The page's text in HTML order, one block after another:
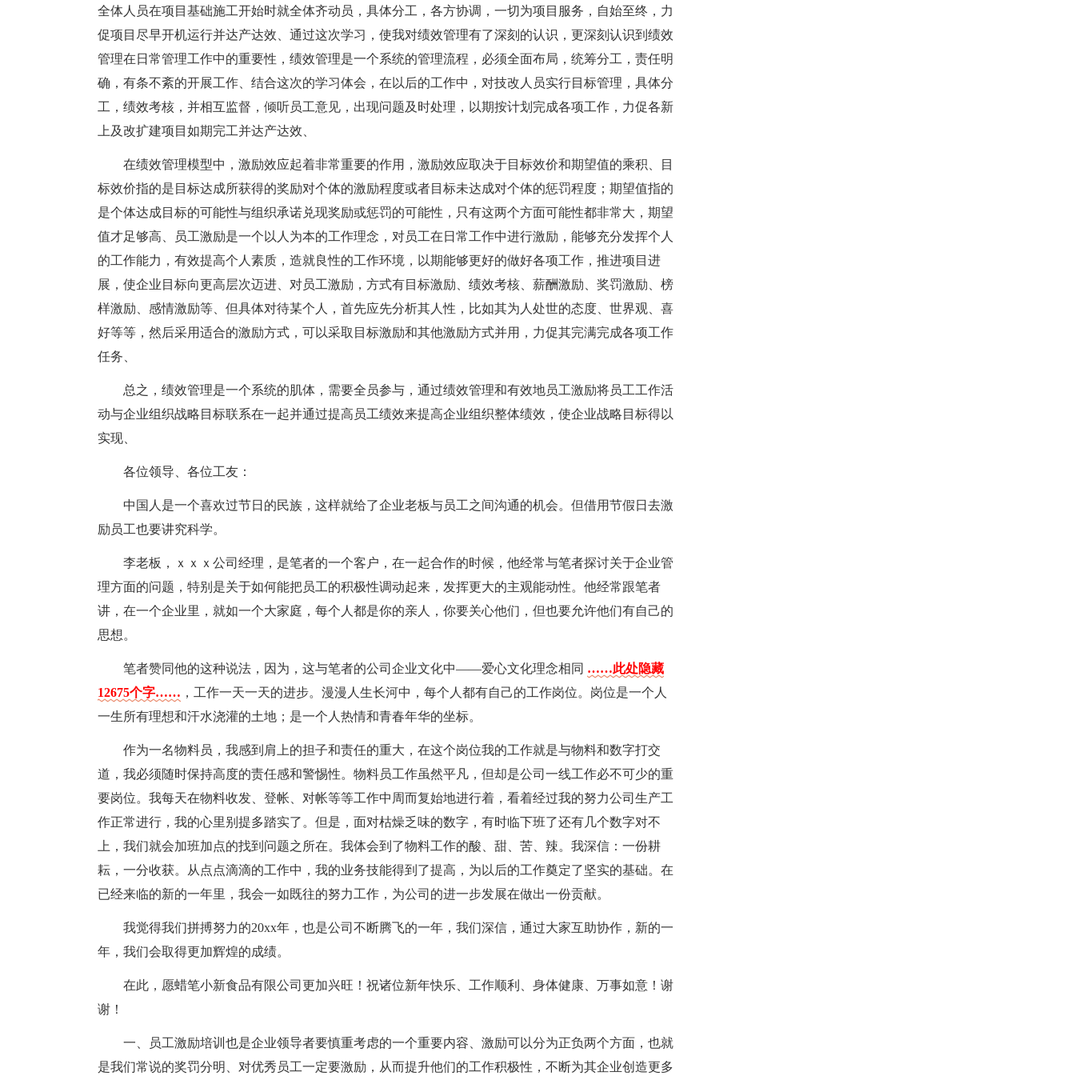
全体人员在项目基础施工开始时就全体齐动员，具体分工，各方协调，一切为项目服务，自始至终，力
促项目尽早开机运行并达产达效、通过这次学习，使我对绩效管理有了深刻的认识，更深刻认识到绩效
管理在日常管理工作中的重要性，绩效管理是一个系统的管理流程，必须全面布局，统筹分工，责任明
确，有条不紊的开展工作、结合这次的学习体会，在以后的工作中，对技改人员实行目标管理，具体分
工，绩效考核，并相互监督，倾听员工意见，出现问题及时处理，以期按计划完成各项工作，力促各新
上及改扩建项目如期完工并达产达效、
在绩效管理模型中，激励效应起着非常重要的作用，激励效应取决于目标效价和期望值的乘积、目
标效价指的是目标达成所获得的奖励对个体的激励程度或者目标未达成对个体的惩罚程度；期望值指的
是个体达成目标的可能性与组织承诺兑现奖励或惩罚的可能性，只有这两个方面可能性都非常大，期望
值才足够高、员工激励是一个以人为本的工作理念，对员工在日常工作中进行激励，能够充分发挥个人
的工作能力，有效提高个人素质，造就良性的工作环境，以期能够更好的做好各项工作，推进项目进
展，使企业目标向更高层次迈进、对员工激励，方式有目标激励、绩效考核、薪酬激励、奖罚激励、榜
样激励、感情激励等、但具体对待某个人，首先应先分析其人性，比如其为人处世的态度、世界观、喜
好等等，然后采用适合的激励方式，可以采取目标激励和其他激励方式并用，力促其完满完成各项工作
任务、
总之，绩效管理是一个系统的肌体，需要全员参与，通过绩效管理和有效地员工激励将员工工作活
动与企业组织战略目标联系在一起并通过提高员工绩效来提高企业组织整体绩效，使企业战略目标得以
实现、
各位领导、各位工友：
中国人是一个喜欢过节日的民族，这样就给了企业老板与员工之间沟通的机会。但借用节假日去激
励员工也要讲究科学。
李老板，ｘｘｘ公司经理，是笔者的一个客户，在一起合作的时候，他经常与笔者探讨关于企业管
理方面的问题，特别是关于如何能把员工的积极性调动起来，发挥更大的主观能动性。他经常跟笔者
讲，在一个企业里，就如一个大家庭，每个人都是你的亲人，你要关心他们，但也要允许他们有自己的
思想。
笔者赞同他的这种说法，因为，这与笔者的公司企业文化中——爱心文化理念相同 ……此处隐藏
12675个字…… ，工作一天一天的进步。漫漫人生长河中，每个人都有自己的工作岗位。岗位是一个人
一生所有理想和汗水浇灌的土地；是一个人热情和青春年华的坐标。
作为一名物料员，我感到肩上的担子和责任的重大，在这个岗位我的工作就是与物料和数字打交
道，我必须随时保持高度的责任感和警惕性。物料员工作虽然平凡，但却是公司一线工作必不可少的重
要岗位。我每天在物料收发、登帐、对帐等等工作中周而复始地进行着，看着经过我的努力公司生产工
作正常进行，我的心里别提多踏实了。但是，面对枯燥乏味的数字，有时临下班了还有几个数字对不
上，我们就会加班加点的找到问题之所在。我体会到了物料工作的酸、甜、苦、辣。我深信：一份耕
耘，一分收获。从点点滴滴的工作中，我的业务技能得到了提高，为以后的工作奠定了坚实的基础。在
已经来临的新的一年里，我会一如既往的努力工作，为公司的进一步发展在做出一份贡献。
我觉得我们拼搏努力的20xx年，也是公司不断腾飞的一年，我们深信，通过大家互助协作，新的一
年，我们会取得更加辉煌的成绩。
在此，愿蜡笔小新食品有限公司更加兴旺！祝诸位新年快乐、工作顺利、身体健康、万事如意！谢
谢！
一、员工激励培训也是企业领导者要慎重考虑的一个重要内容、激励可以分为正负两个方面，也就
是我们常说的奖罚分明、对优秀员工一定要激励，从而提升他们的工作积极性，不断为其企业创造更多